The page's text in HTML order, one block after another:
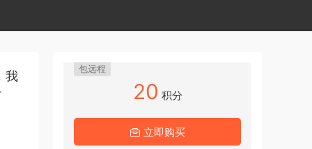
我
包远程
20 积分
立即购买